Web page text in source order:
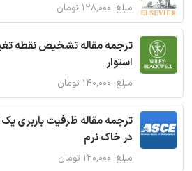
مبلغ: ۱۲۸,۰۰۰ تومان
ترجمه مقاله تشخیص نقطه
استوار
مبلغ: ۱۴۰,۰۰۰ تومان
ترجمه مقاله ظرفیت باربری
در خاک نرم
مبلغ: ۱۲۰,۰۰۰ تومان